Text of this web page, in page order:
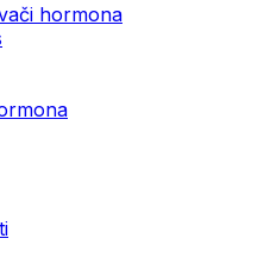
hormona